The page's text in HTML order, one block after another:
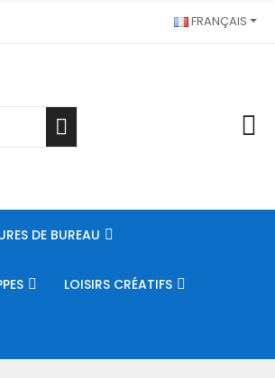
FRANÇAIS
DE BUREAU
LOISIRS CRÉATIFS